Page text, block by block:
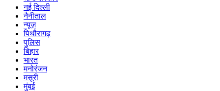
नई दिल्ली
नैनीताल
न्यूज़
पिथौरागढ़
पुलिस
बिहार
भारत
मनोरंजन
मसूरी
मुंबई